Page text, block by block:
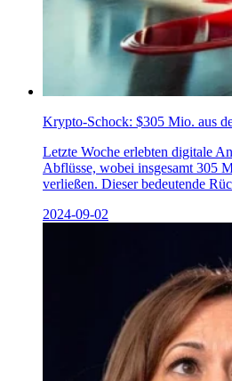
Krypto-Schock: $305 Mio. aus
Letzte Woche erlebten digitale
Abflüsse, wobei insgesamt 305
verließen. Dieser bedeutende
2024-09-02